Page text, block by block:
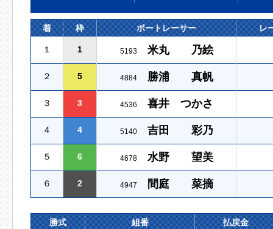
着 枠 ボートレーサー レ
１ 1 5193 米丸 乃絵
２ 5 4884 勝浦 真帆
３ 3 4536 喜井 つかさ
４ 4 5140 吉田 彩乃
５ 6 4678 水野 望美
６ 2 4947 間庭 菜摘
勝式 組番 払戻金